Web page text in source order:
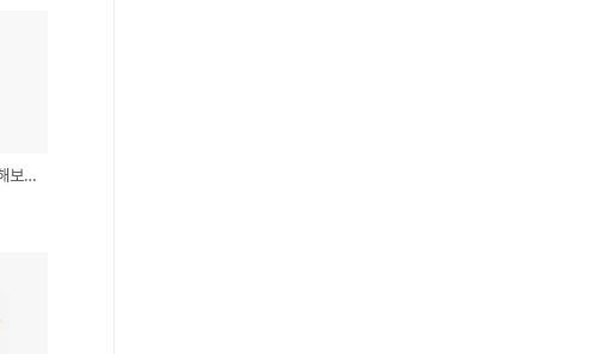
스마트 스토어 상위노출 해보자!